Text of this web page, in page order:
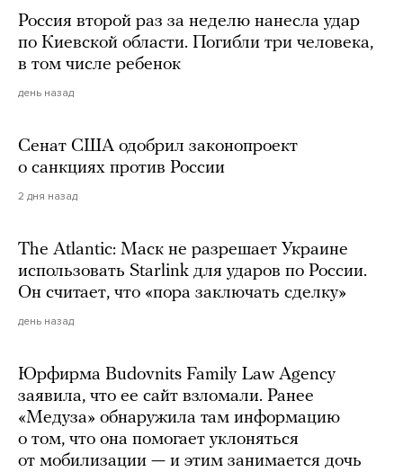
Россия второй раз за неделю нанесла удар
по Киевской области. Погибли три человека,
в том числе ребенок
день назад
Сенат США одобрил законопроект
о санкциях против России
2 дня назад
The Atlantic: Маск не разрешает Украине
использовать Starlink для ударов по России.
Он считает, что «пора заключать сделку»
день назад
Юрфирма Budovnits Family Law Agency
заявила, что ее сайт взломали. Ранее
«Медуза» обнаружила там информацию
о том, что она помогает уклоняться
от мобилизации — и этим занимается дочь